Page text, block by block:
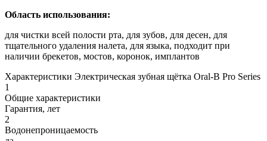
Область использования:
для чистки всей полости рта, для зубов, для десен, для
тщательного удаления налета, для языка, подходит при
наличии брекетов, мостов, коронок, имплантов
Характеристики Электрическая зубная щётка Oral-B Pro Series
1
Общие характеристики
Гарантия, лет
2
Водонепроницаемость